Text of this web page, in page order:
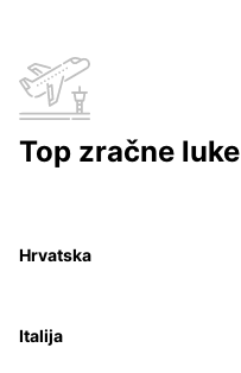
Top zračne luke
Hrvatska
Italija